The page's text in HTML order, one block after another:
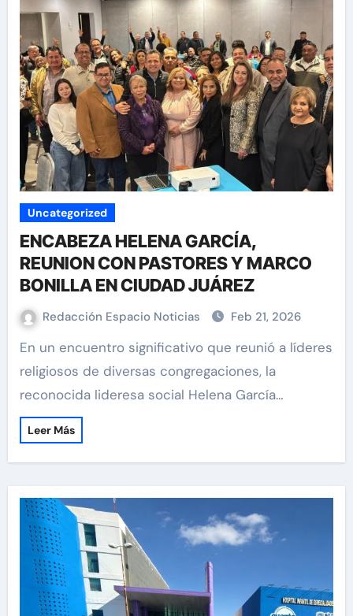
Uncategorized
ENCABEZA HELENA GARCÍA,
REUNION CON PASTORES Y MARCO
BONILLA EN CIUDAD JUÁREZ
Redacción Espacio Noticias Feb 21, 2026
En un encuentro significativo que reunió a líderes
religiosos de diversas congregaciones, la
reconocida lideresa social Helena García…
Leer Más